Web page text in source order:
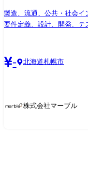
製造、流通、公共・社会イ
要件定義、設計、開発、テ
システム ・金融 銀行オン
ム ・社会インフラ 電力
- 北海道札幌市
株式会社マーブル